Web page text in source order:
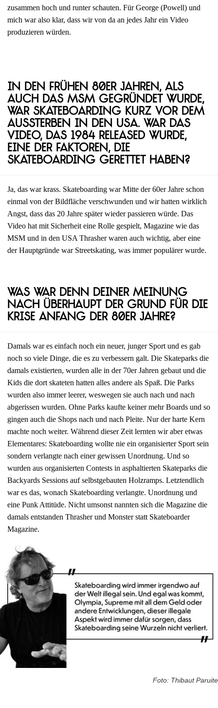
zusammen hoch und runter schauten. Für George (Powell) und
mich war also klar, dass wir von da an jedes Jahr ein Video
produzieren würden.
In den frühen 80er Jahren, als
auch das MSM gegründet wurde,
war Skateboarding kurz vor dem
Aussterben in den USA. War das
Video, das 1984 released wurde,
eine der Faktoren, die
Skateboarding gerettet haben?
Ja, das war krass. Skateboarding war Mitte der 60er Jahre schon
einmal von der Bildfläche verschwunden und wir hatten wirklich
Angst, dass das 20 Jahre später wieder passieren würde. Das
Video hat mit Sicherheit eine Rolle gespielt, Magazine wie das
MSM und in den USA Thrasher waren auch wichtig, aber eine
der Hauptgründe war Streetskating, was immer populärer wurde.
Was war denn deiner Meinung
nach überhaupt der Grund für die
Krise Anfang der 80er Jahre?
Damals war es einfach noch ein neuer, junger Sport und es gab
noch so viele Dinge, die es zu verbessern galt. Die Skateparks die
damals existierten, wurden alle in der 70er Jahren gebaut und die
Kids die dort skateten hatten alles andere als Spaß. Die Parks
wurden also immer leerer, weswegen sie auch nach und nach
abgerissen wurden. Ohne Parks kaufte keiner mehr Boards und so
gingen auch die Shops nach und nach Pleite. Nur der harte Kern
machte noch weiter. Während dieser Zeit lernten wir aber etwas
Elementares: Skateboarding wollte nie ein organisierter Sport sein
sondern verlangte nach einer gewissen Unordnung. Und so
wurden aus organisierten Contests in asphaltierten Skateparks die
Backyards Sessions auf selbstgebauten Holzramps. Letztendlich
war es das, wonach Skateboarding verlangte. Unordnung und
eine Punk Attitüde. Nicht umsonst nannten sich die Magazine die
damals entstanden Thrasher und Monster statt Skateboarder
Magazine.
Foto: Thibaut Paruite